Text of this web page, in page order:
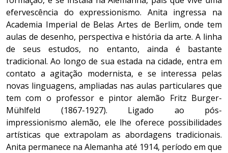
efervescência do expressionismo. Anita ingressa na
Academia Imperial de Belas Artes de Berlim, onde tem
aulas de desenho, perspectiva e história da arte. A linha
de seus estudos, no entanto, ainda é bastante
tradicional. Ao longo de sua estada na cidade, entra em
contato a agitação modernista, e se interessa pelas
novas linguagens, ampliadas nas aulas particulares que
tem com o professor e pintor alemão Fritz Burger-
Mühlfeld (1867-1927). Ligado ao pós-
impressionismo alemão, ele lhe oferece possibilidades
artísticas que extrapolam as abordagens tradicionais.
Anita permanece na Alemanha até 1914, período em que